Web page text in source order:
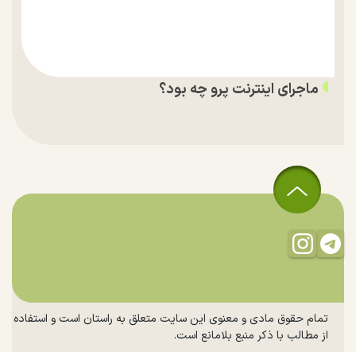
ماجرای اینترنت پرو چه بود؟
تمام حقوق مادی و معنوی این سایت متعلق به راستان است و استفاده
از مطالب با ذکر منبع بلامانع است.